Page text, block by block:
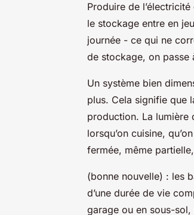
Produire de
le stockage entre en
journée - ce qui ne
de stockage, on passe
Un système bien
plus. Cela signifie que
production. La lumière
lorsqu’on cuisine,
fermée, même
(bonne nouvelle) : les
d’une durée de vie
garage ou en sous-